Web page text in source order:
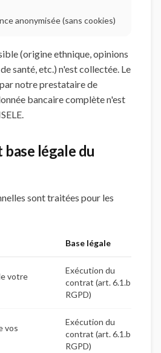
anonymisée (sans cookies)
(origine ethnique, opinions
santé, etc.) n'est collectée. Le
notre prestataire de
bancaire complète n'est
base légale du
sont traitées pour les
Base légale
votre
Exécution du
contrat (art. 6.1.b
RGPD)
vos
Exécution du
contrat (art. 6.1.b
RGPD)